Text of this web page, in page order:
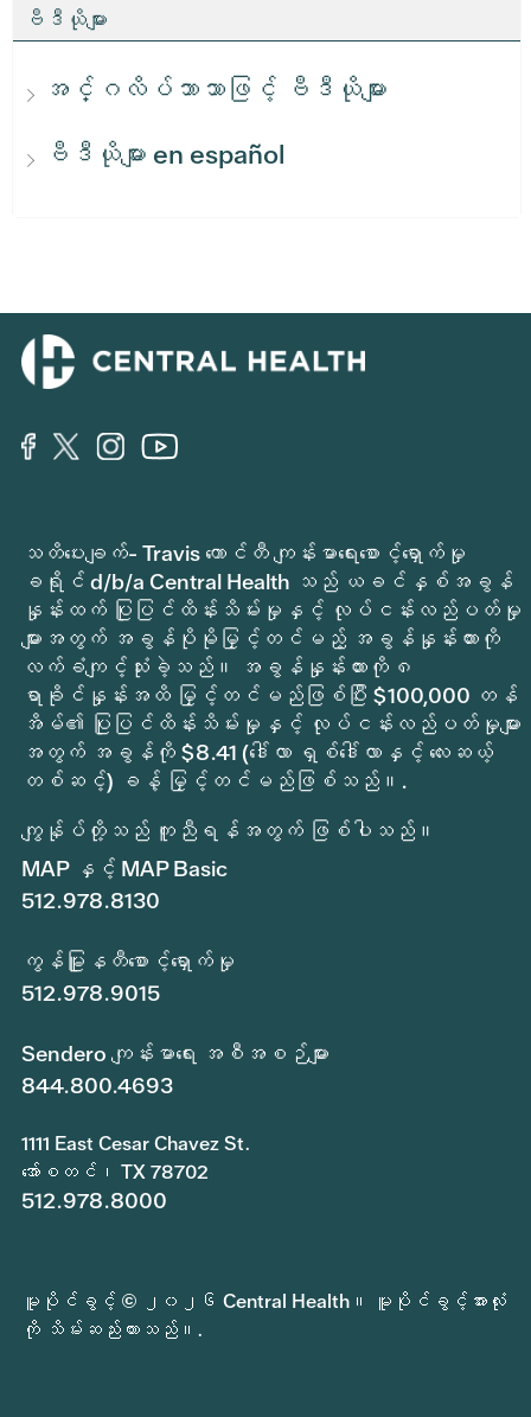
ဗီဒီယိုများ
အင်္ဂလိပ်ဘာသာဖြင့် ဗီဒီယိုများ
ဗီဒီယိုများ en español
သတိပေးချက်- Travis ကောင်တီ ကျန်းမာရေးစောင့်ရှောက်မှု
ခရိုင် d/b/a Central Health သည် ယခင်နှစ်အခွန်
နှုန်းထက် ပြုပြင်ထိန်းသိမ်းမှုနှင့် လုပ်ငန်းလည်ပတ်မှု
များအတွက် အခွန်ပိုမိုမြှင့်တင်မည့် အခွန်နှုန်းထားကို
လက်ခံကျင့်သုံးခဲ့သည်။ အခွန်နှုန်းထားကို ၈
ရာခိုင်နှုန်းအထိ မြှင့်တင်မည်ဖြစ်ပြီး $100,000 တန်
အိမ်၏ ပြုပြင်ထိန်းသိမ်းမှုနှင့် လုပ်ငန်းလည်ပတ်မှုများ
အတွက် အခွန်ကို $8.41 (ဒေါ်လာ ရှစ်ဒေါ်လာနှင့် လေးဆယ့်
တစ်ဆင့်) ခန့် မြှင့်တင်မည်ဖြစ်သည်။.
ကျွန်ုပ်တို့သည် ကူညီရန်အတွက် ဖြစ်ပါသည်။
MAP နှင့် MAP Basic
512.978.8130
ကွန်မြူနတီစောင့်ရှောက်မှု
512.978.9015
Sendero ကျန်းမာရေး အစီအစဉ်များ
844.800.4693
1111 East Cesar Chavez St.
အော်စတင်၊ TX 78702
512.978.8000
မူပိုင်ခွင့် © ၂၀၂၆ Central Health။ မူပိုင်ခွင့်အားလုံး
ကို သိမ်းဆည်းထားသည်။.